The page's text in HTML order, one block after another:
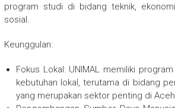
program studi di bidang teknik,
sosial.
Keunggulan:
Fokus Lokal: UNIMAL memiliki
kebutuhan lokal, terutama di bidang
yang merupakan sektor penting di